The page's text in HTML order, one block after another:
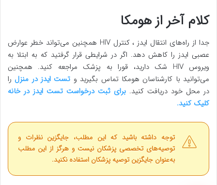
کلام آخر از هومکا
جدا از راه‌های انتقال ایدز ، کنترل HIV همچنین می‌تواند خطر عوارض
عصبی ایدز را کاهش دهد. اگر در شرایطی قرار گرفتید که به ابتلا به
ویروس HIV شک دارید، قورا به پزشک مراجعه کنید. همچنین
می‌توانید با کارشناسان هومکا تماس بگیرید و تست ایدز در منزل را
در محل خود دریافت کنید. برای ثبت درخواست تست ایدز در خانه
کلیک کنید.
توجه داشته باشید که این مطلب، جایگزین نظرات و
توصیه‌های تخصصی پزشکان نیست و هرگز از این مطلب
به‌عنوان جایگزین توصیه پزشکان استفاده نکنید.